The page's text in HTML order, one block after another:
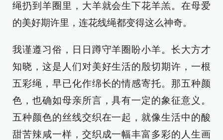
绳扔到羊圈里，大羊就会生下花羊羔。在母爱
的美好期许里，连花线绳都变得这么神奇。
我谨遵习俗，日日蹲守羊圈盼小羊。长大方才
知晓，这是人们对美好生活的殷切期许，一根
五彩绳，早已化作绵长的情感寄托。那五种颜
色，也确如母亲所言，具有一定的象征意义。
五种颜色的丝线交织在一起，就像生活中的酸
甜苦辣咸一样，交织成一幅丰富多彩的人生画